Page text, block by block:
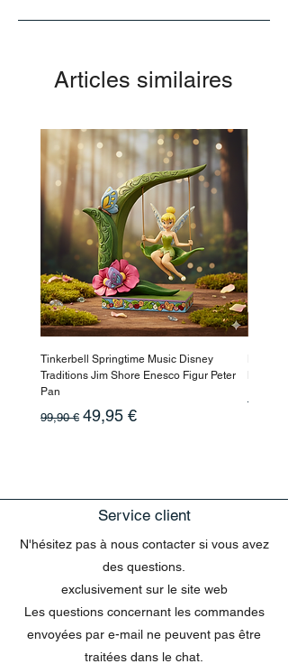
Articles similaires
Tinkerbell Springtime Music Disney
Traditions Jim Shore Enesco Figur Peter
Pan
Prix original
99,90 € Prix promotionnel
49,95 €
Prix
10,90 €
Service client
N'hésitez pas à nous contacter si vous avez
des questions.
exclusivement sur le site web
Les questions concernant les commandes
envoyées par e-mail ne peuvent pas être
traitées dans le chat.